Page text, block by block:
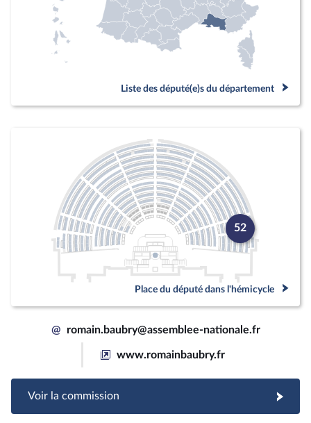
Liste des député(e)s du département
52
Place du député dans l'hémicycle
@ romain.baubry@assemblee-nationale.fr
www.romainbaubry.fr
Voir la commission